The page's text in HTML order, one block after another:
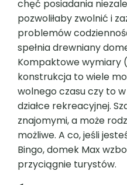
chęć posiadania
pozwoliłaby zwolnić i
problemów
spełnia drewniany
Kompaktowe wymiary
konstrukcja to wiele
wolnego czasu czy to
działce rekreacyjnej.
znajomymi, a może
możliwe. A co, jeśli
Bingo, domek Max
przyciągnie turystów.